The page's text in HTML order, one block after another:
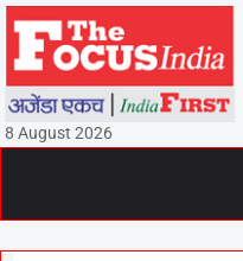
8 August 2026